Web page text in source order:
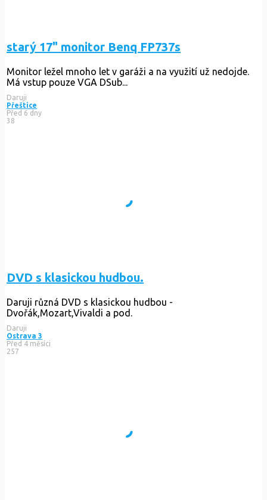
starý 17" monitor Benq FP737s
Monitor ležel mnoho let v garáži a na využití už nedojde.
Má vstup pouze VGA DSub...
Daruji
Přeštice
Před 6 dny
38
DVD s klasickou hudbou.
Daruji různá DVD s klasickou hudbou -
Dvořák,Mozart,Vivaldi a pod.
Daruji
Ostrava 3
Před 4 měsíci
257